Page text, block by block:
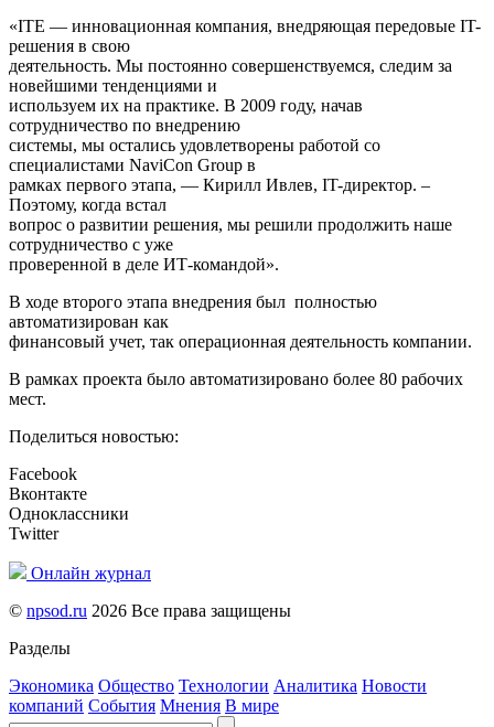
«ITE — инновационная компания, внедряющая передовые IT-
решения в свою
деятельность. Мы постоянно совершенствуемся, следим за
новейшими тенденциями и
используем их на практике. В 2009 году, начав
сотрудничество по внедрению
системы, мы остались удовлетворены работой со
специалистами NaviCon Group в
рамках первого этапа, — Кирилл Ивлев, IT-директор. –
Поэтому, когда встал
вопрос о развитии решения, мы решили продолжить наше
сотрудничество с уже
проверенной в деле ИТ-командой».
В ходе второго этапа внедрения был полностью
автоматизирован как
финансовый учет, так операционная деятельность компании.
В рамках проекта было автоматизировано более 80 рабочих
мест.
Поделиться новостью:
Facebook
Вконтакте
Одноклассники
Twitter
Онлайн журнал
© npsod.ru 2026 Все права защищены
Разделы
Экономика Общество Технологии Аналитика Новости
компаний События Мнения В мире